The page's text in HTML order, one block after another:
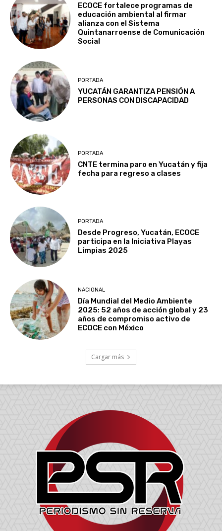
ECOCE fortalece programas de
educación ambiental al firmar
alianza con el Sistema
Quintanarroense de Comunicación
Social
PORTADA
YUCATÁN GARANTIZA PENSIÓN A
PERSONAS CON DISCAPACIDAD
PORTADA
CNTE termina paro en Yucatán y fija
fecha para regreso a clases
PORTADA
Desde Progreso, Yucatán, ECOCE
participa en la Iniciativa Playas
Limpias 2025
NACIONAL
Día Mundial del Medio Ambiente
2025: 52 años de acción global y 23
años de compromiso activo de
ECOCE con México
Cargar más